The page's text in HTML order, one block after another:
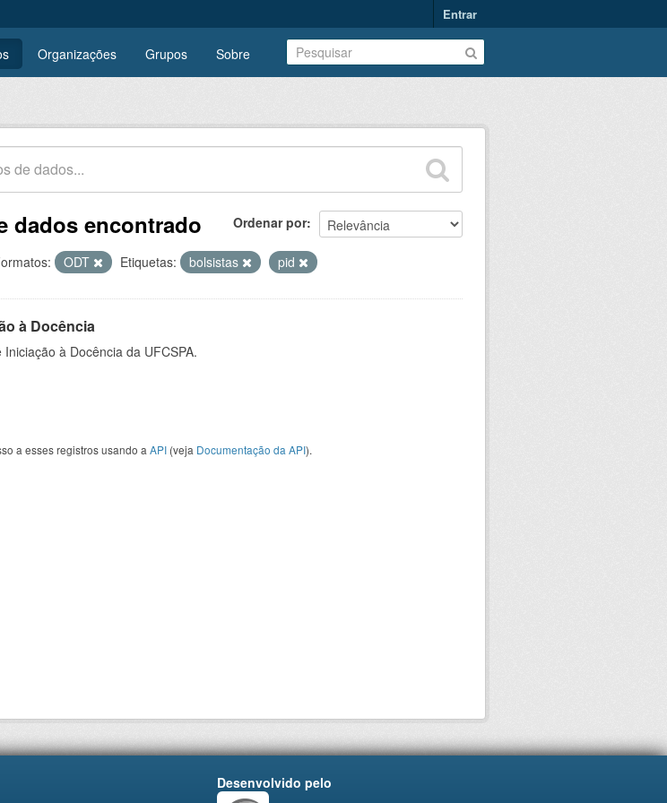
Entrar
Organizações Grupos Sobre
Ordenar por
dados encontrado
ODT Etiquetas: bolsistas pid
à Docência
à Docência da UFCSPA.
a esses registros usando a API (veja Documentação da API).
Desenvolvido pelo